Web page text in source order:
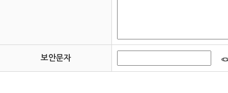
보안문자